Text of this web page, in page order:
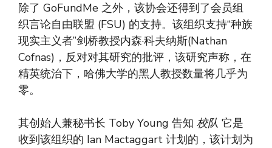
除了 GoFundMe 之外，该协会还得到了会员组
织言论自由联盟 (FSU) 的支持。该组织支持“种族
现实主义者”剑桥教授内森·科夫纳斯(Nathan
Cofnas)，反对对其研究的批评，该研究声称，在
精英统治下，哈佛大学的黑人教授数量将几乎为
零。
其创始人兼秘书长 Toby Young 告知 校队 它是
收到该组织的 Ian Mactaggart 计划的，该计划为